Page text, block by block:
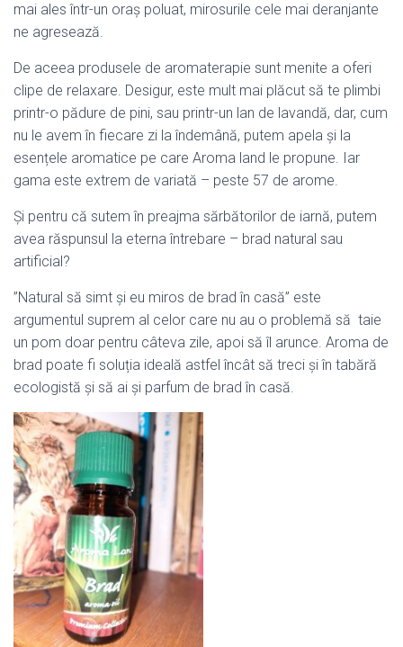
mai ales într-un oraș poluat, mirosurile cele mai deranjante
ne agresează.
De aceea produsele de aromaterapie sunt menite a oferi
clipe de relaxare. Desigur, este mult mai plăcut să te plimbi
printr-o pădure de pini, sau printr-un lan de lavandă, dar, cum
nu le avem în fiecare zi la îndemână, putem apela și la
esențele aromatice pe care Aroma land le propune. Iar
gama este extrem de variată – peste 57 de arome.
Și pentru că sutem în preajma sărbătorilor de iarnă, putem
avea răspunsul la eterna întrebare – brad natural sau
artificial?
”Natural să simt și eu miros de brad în casă” este
argumentul suprem al celor care nu au o problemă să taie
un pom doar pentru câteva zile, apoi să îl arunce. Aroma de
brad poate fi soluția ideală astfel încât să treci și în tabără
ecologistă și să ai și parfum de brad în casă.